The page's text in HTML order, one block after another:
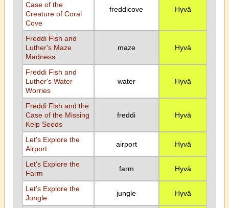
Case of the
Creature of Coral
Cove
freddicove Hyvä
Freddi Fish and
Luther's Maze
Madness
maze Hyvä
Freddi Fish and
Luther's Water
Worries
water Hyvä
Freddi Fish and the
Case of the Missing
Kelp Seeds
freddi Hyvä
Let's Explore the
Airport
airport Hyvä
Let's Explore the
Farm
farm Hyvä
Let's Explore the
Jungle
jungle Hyvä